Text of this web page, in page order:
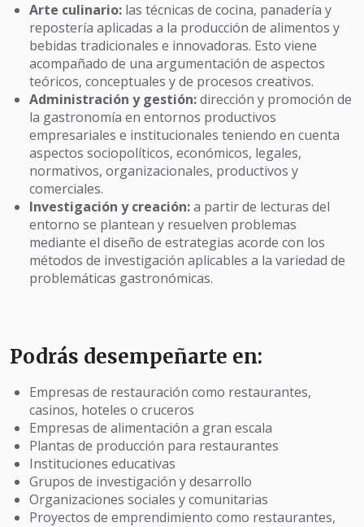
Arte culinario: las técnicas de cocina, panadería y
repostería aplicadas a la producción de alimentos y
bebidas tradicionales e innovadoras. Esto viene
acompañado de una argumentación de aspectos
teóricos, conceptuales y de procesos creativos.
Administración y gestión:dirección y promoción de
la gastronomía en entornos productivos
empresariales e institucionales teniendo en cuenta
aspectos sociopolíticos, económicos, legales,
normativos, organizacionales, productivos y
comerciales.
Investigación y creación:a partir de lecturas del
entorno se plantean y resuelven problemas
mediante el diseño de estrategias acorde con los
métodos de investigación aplicables a la variedad de
problemáticas gastronómicas.
Podrás desempeñarte en:
Empresas de restauración como restaurantes,
casinos, hoteles o cruceros
Empresas de alimentación a gran escala
Plantas de producción para restaurantes
Instituciones educativas
Grupos de investigación y desarrollo
Organizaciones sociales y comunitarias
Proyectos de emprendimiento como restaurantes,